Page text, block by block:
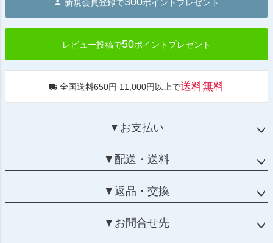
へ
新規会員登録で ポイントプレゼント
レビュー投稿で50ポイントプレゼント
全国送料650円 11,000円以上で送料無料
▼お支払い
▼配送・送料
▼返品・交換
▼お問合せ先